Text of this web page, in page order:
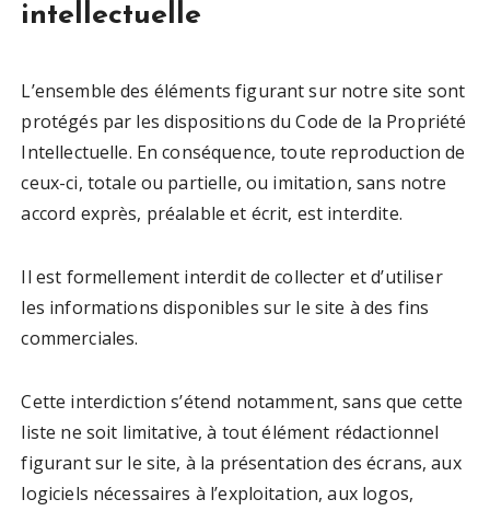
intellectuelle
L’ensemble des éléments figurant sur notre site sont
protégés par les dispositions du Code de la Propriété
Intellectuelle. En conséquence, toute reproduction de
ceux-ci, totale ou partielle, ou imitation, sans notre
accord exprès, préalable et écrit, est interdite.
Il est formellement interdit de collecter et d’utiliser
les informations disponibles sur le site à des fins
commerciales.
Cette interdiction s’étend notamment, sans que cette
liste ne soit limitative, à tout élément rédactionnel
figurant sur le site, à la présentation des écrans, aux
logiciels nécessaires à l’exploitation, aux logos,